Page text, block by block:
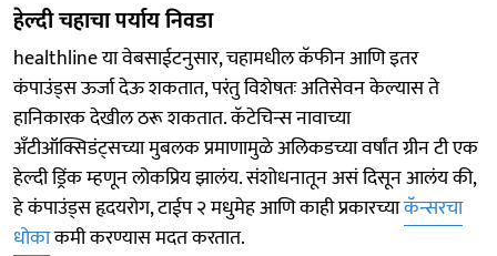
हेल्दी चहाचा पर्याय निवडा
healthline या वेबसाईटनुसार, चहामधील कॅफीन आणि इतर
कंपाउंड्स ऊर्जा देऊ शकतात, परंतु विशेषतः अतिसेवन केल्यास ते
हानिकारक देखील ठरू शकतात. कॅटेचिन्स नावाच्या
अँटीऑक्सिडंट्सच्या मुबलक प्रमाणामुळे अलिकडच्या वर्षांत ग्रीन टी एक
हेल्दी ड्रिंक म्हणून लोकप्रिय झालंय. संशोधनातून असं दिसून आलंय की,
हे कंपाउंड्स हृदयरोग, टाईप २ मधुमेह आणि काही प्रकारच्याकॅन्सरचा
धोकाकमी करण्यास मदत करतात.